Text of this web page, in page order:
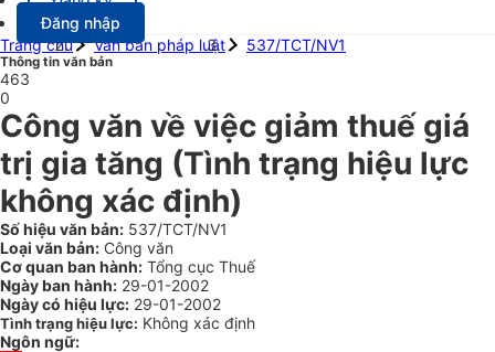
Đăng nhập
Trang chủ
Văn bản pháp luật 537/TCT/NV1
Thông tin văn bản
463
0
Công văn về việc giảm thuế giá
trị gia tăng (Tình trạng hiệu lực
không xác định)
Số hiệu văn bản: 537/TCT/NV1
Loại văn bản: Công văn
Cơ quan ban hành: Tổng cục Thuế
Ngày ban hành: 29-01-2002
Ngày có hiệu lực: 29-01-2002
Tình trạng hiệu lực: Không xác định
Ngôn ngữ: